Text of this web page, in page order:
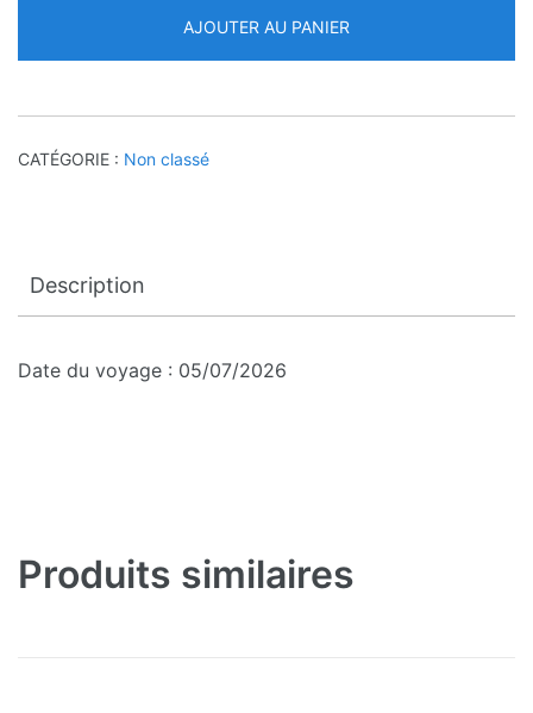
AJOUTER AU PANIER
CATÉGORIE : Non classé
Description
Date du voyage : 05/07/2026
Produits similaires